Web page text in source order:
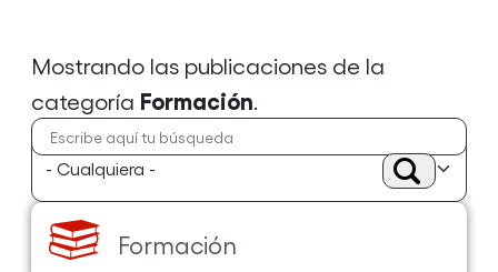
Mostrando las publicaciones de la
categoría Formación.
Formación